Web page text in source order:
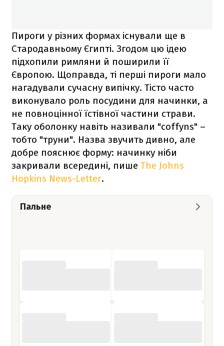
Пироги у різних формах існували ще в
Стародавньому Єгипті. Згодом цю ідею
підхопили римляни й поширили її
Європою. Щоправда, ті перші пироги мало
нагадували сучасну випічку. Тісто часто
виконувало роль посудини для начинки, а
не повноцінної їстівної частини страви.
Таку оболонку навіть називали "coffyns" –
тобто "труни". Назва звучить дивно, але
добре пояснює форму: начинку ніби
закривали всередині, пише The Johns
Hopkins News-Letter.
Пальне